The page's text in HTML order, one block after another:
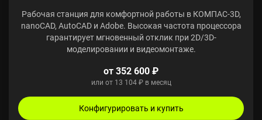
Рабочая станция для комфортной работы в КОМПАС-3D,
nanoCAD, AutoCAD и Adobe. Высокая частота процессора
гарантирует мгновенный отклик при 2D/3D-
моделировании и видеомонтаже.
от 352 600 ₽
или от 13 104 ₽ в месяц
Конфигурировать и купить